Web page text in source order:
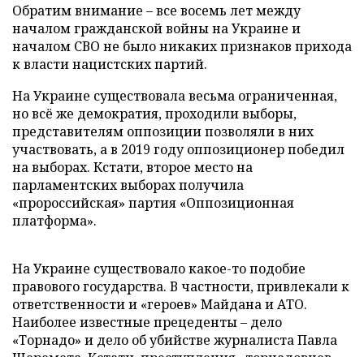
Обратим внимание – все восемь лет между
началом гражданской войны на Украине и
началом СВО не было никаких признаков прихода
к власти нацистских партий.
На Украине существовала весьма ограниченная,
но всё же демократия, проходили выборы,
представителям оппозиции позволяли в них
участвовать, а в 2019 году оппозиционер победил
на выборах. Кстати, второе место на
парламентских выборах получила
«пророссийская» партия «Оппозиционная
платформа».
На Украине существовало какое-то подобие
правового государства. В частности, привлекали к
ответственности и «героев» Майдана и АТО.
Наиболее известные прецеденты – дело
«Торнадо» и дело об убийстве журналиста Павла